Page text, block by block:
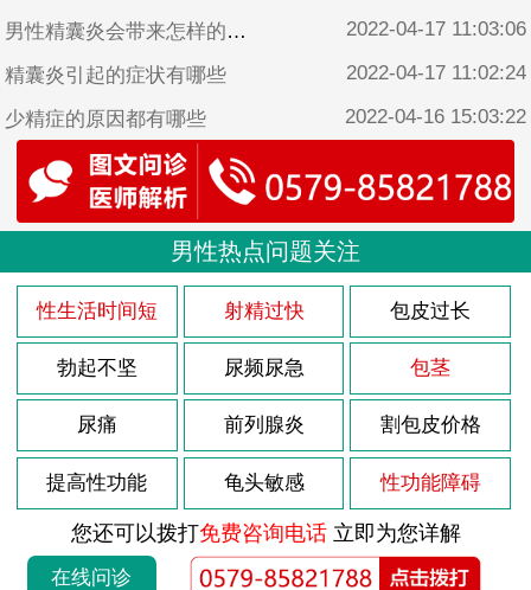
男性精囊炎会带来怎样的危害 2022-04-17 11:03:06
精囊炎引起的症状有哪些 2022-04-17 11:02:24
少精症的原因都有哪些 2022-04-16 15:03:22
男性患少精症的原因是什么
男性热点问题关注
性生活时间短 射精过快 包皮过长
勃起不坚 尿频尿急 包茎
尿痛 前列腺炎 割包皮价格
提高性功能 龟头敏感 性功能障碍
您还可以拨打免费咨询电话立即为您详解
在线问诊